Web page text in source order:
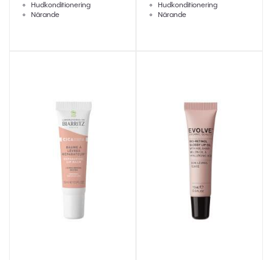
Hudkonditionering
Närande
Hudkonditionering
Närande